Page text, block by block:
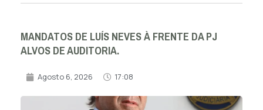
MANDATOS DE LUÍS NEVES À FRENTE DA PJ
ALVOS DE AUDITORIA.
Agosto 6, 2026 17:08